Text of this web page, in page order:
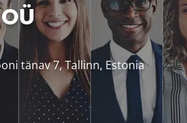
tänav 7, Tallinn, Estonia